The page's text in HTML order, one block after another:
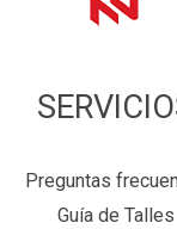
Preguntas
Guía de Talles